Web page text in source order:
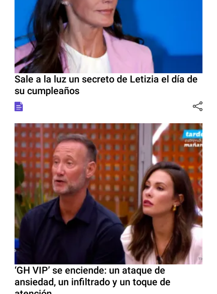
Sale a la luz un secreto de Letizia el día de
su cumpleaños
‘GH VIP’ se enciende: un ataque de
ansiedad, un infiltrado y un toque de